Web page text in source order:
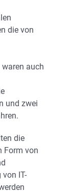
die von
auch
und zwei
die
Form von
IT-